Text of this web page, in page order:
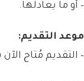
– أو ما يعادلها.
موعد التقديم:
– التقديم مُتاح الآن بدأ اليوم يوم